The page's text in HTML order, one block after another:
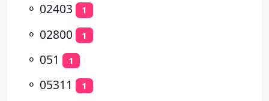
⚬ 02403 1
⚬ 02800 1
⚬ 051 1
⚬ 05311 1